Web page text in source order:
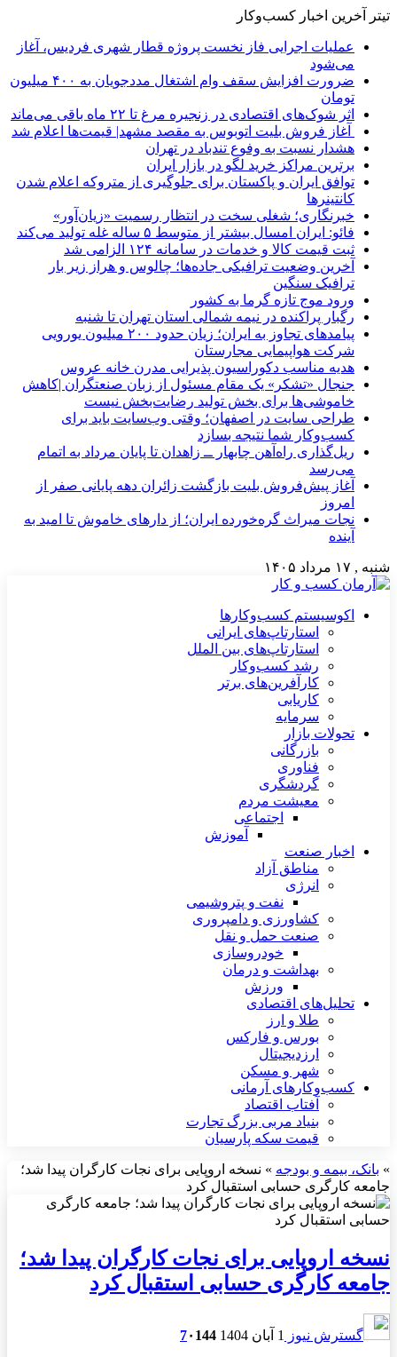
تیتر آخرین اخبار کسب‌وکار
عملیات اجرایی فاز نخست پروژه قطار شهری فردیس، آغاز
می‌شود
ضرورت افزایش سقف وام اشتغال مددجویان به ۴۰۰ میلیون
تومان
اثر شوک‌های اقتصادی در زنجیره مرغ تا ۲۲ ماه باقی می‌ماند
آغاز فروش بلیت اتوبوس به مقصد مشهد| قیمت‌ها اعلام شد
هشدار نسبت به وفوع تندباد در تهران
برترین مراکز خرید لگو در بازار ایران
توافق ایران و پاکستان برای جلوگیری از متروکه اعلام شدن
کانتینرها
خبرنگاری؛ شغلی سخت در انتظار رسمیت «زیان‌آور»
فائو: ایران امسال بیشتر از متوسط ۵ ساله غله تولید می‌کند
ثبت قیمت کالا و خدمات در سامانه ۱۲۴ الزامی شد
آخرین وضعیت ترافیکی جاده‌ها؛ چالوس و هراز زیر بار
ترافیک سنگین
ورود موج تازه گرما به کشور
رگبار پراکنده در نیمه شمالی استان تهران تا شنبه
پیامدهای تجاوز به ایران؛ زیان حدود ۲۰۰ میلیون یورویی
شرکت هواپیمایی مجارستان
هدیه مناسب دکوراسیون پذیرایی مدرن خانه عروس
جنجال «تشکر» یک مقام مسئول از زبان صنعتگران |کاهش
خاموشی‌ها برای بخش تولید رضایت‌بخش نیست
طراحی سایت در اصفهان؛ وقتی وب‌سایت باید برای
کسب‌وکار شما نتیجه بسازد
ریل‌گذاری راه‌آهن چابهار ــ زاهدان تا پایان مرداد به اتمام
می‌رسد
آغاز پیش‌فروش بلیت بازگشت زائران دهه پایانی صفر از
امروز
نجات میراث گره‌خورده ایران؛ از دارهای خاموش تا امید به
آینده
شنبه , ۱۷ مرداد ۱۴۰۵
اکوسیستم کسب‌وکارها
استارتاپ‌های ایرانی
استارتاپ‌های بین الملل
رشد کسب‌وکار
کارآفرین‌های برتر
کاریابی
سرمایه
تحولات بازار
بازرگانی
فناوری
گردشگری
معیشت مردم
اجتماعی
آموزش
اخبار صنعت
مناطق آزاد
انرژی
نفت و پتروشیمی
کشاورزی و دامپروری
صنعت حمل و نقل
خودروسازی
بهداشت و درمان
ورزش
تحلیل‌های اقتصادی
طلا و ارز
بورس و فارکس
ارزدیجیتال
شهر و مسکن
کسب‌وکارهای آرمانی
آفتاب اقتصاد
بنیاد مربی بزرگ تجارت
قیمت سکه پارسیان
» بانک، بیمه و بودجه » نسخه اروپایی برای نجات کارگران پیدا شد؛
جامعه کارگری حسابی استقبال کرد
نسخه اروپایی برای نجات کارگران پیدا شد؛
جامعه کارگری حسابی استقبال کرد
گسترش نیوز 1 آبان 1404 7۰ 144